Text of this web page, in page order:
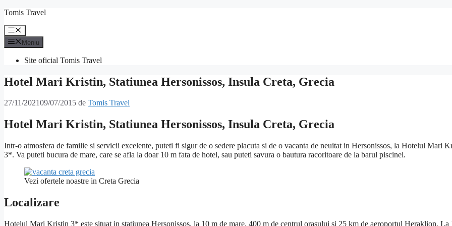
Sari
conținut
Tomis Travel
Meniu
Meniu
Site oficial Tomis Travel
Hotel Mari Kristin, Statiunea Hersonissos, Insula Creta, Grecia
27/11/202109/07/2015 de Tomis Travel
Hotel Mari Kristin, Statiunea Hersonissos, Insula Creta, Grecia
Intr-o atmosfera de familie si servicii excelente, puteti fi sigur de o sedere placuta si de o vacanta de neuitat in Hersonissos, la Hotelul Mari
3*. Va puteti bucura de mare, care se afla la doar 10 m fata de hotel, sau puteti savura o bautura racoritoare de la barul piscinei.
Vezi ofertele noastre in Creta Grecia
Localizare
Hotelul Mari Kristin 3* este situat in statiunea Hersonissos, la 10 m de mare, 400 m de centrul orasului si 25 km de aeroportul Heraklion. La